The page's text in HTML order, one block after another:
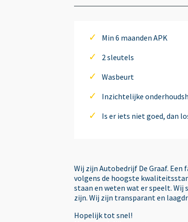
Anti Blokkeer Systeem
Anti Slip Control
Armsteun voor
Audio installatie
Min 6 maanden APK
2 sleutels
Wasbeurt
Inzichtelijke
Is er iets niet goed, dan
Wij zijn Autobedrijf De Graaf.
volgens de hoogste
staan en weten wat er speelt. Wij
zijn. Wij zijn transparant en
Hopelijk tot snel!